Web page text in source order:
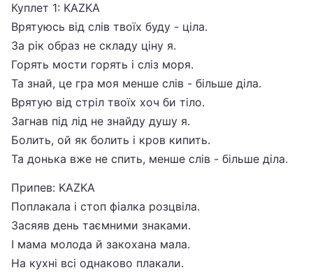
Куплет 1: KAZKA
Врятуюсь від слів твоїх буду - ціла.
За рік образ не складу ціну я.
Горять мости горять і сліз моря.
Та знай, це гра моя менше слів - більше діла.
Врятую від стріл твоїх хоч би тіло.
Загнав під лід не знайду душу я.
Болить, ой як болить і кров кипить.
Та донька вже не спить, менше слів - більше діла.
Припев: KAZKA
Поплакала і стоп фіалка розцвіла.
Засяяв день таємними знаками.
І мама молода й закохана мала.
На кухні всі однаково плакали.